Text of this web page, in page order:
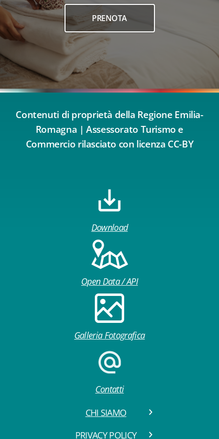
PRENOTA
Contenuti di proprietà della Regione Emilia-
Romagna | Assessorato Turismo e
Commercio rilasciato con licenza CC-BY
Download
Open Data / API
Galleria Fotografica
Contatti
CHI SIAMO
PRIVACY POLICY